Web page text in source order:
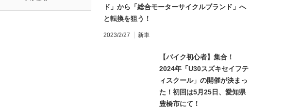
ド」から「総合モーターサイクルブランド」へ
と転換を狙う！
2023/2/27 新車
【バイク初心者】集合！
2024年「U30スズキセイフテ
ィスクール」の開催が決まっ
た！初回は5月25日、愛知県
豊橋市にて！